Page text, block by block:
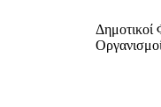
Δημοτικοί